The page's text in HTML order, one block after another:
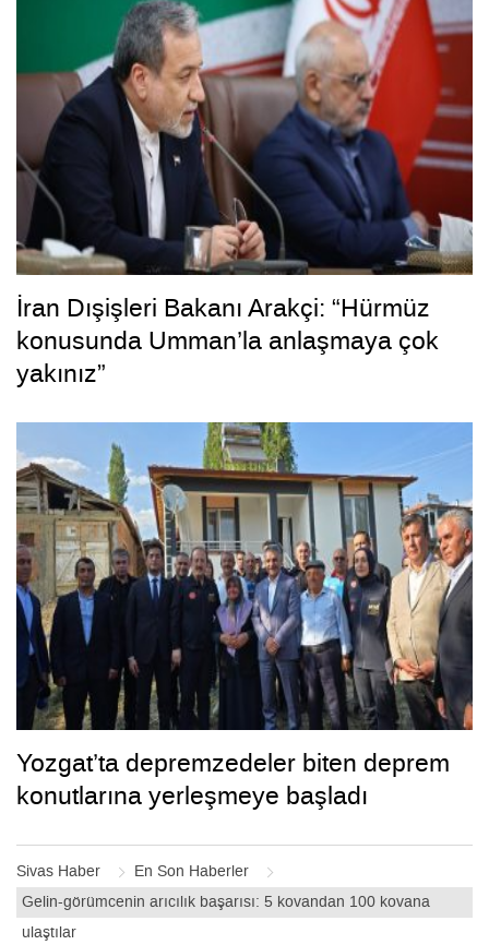
Sivas Haber
En Son Haberler
Gelin-görümcenin arıcılık başarısı: 5 kovandan 100 kovana
ulaştılar
İran Dışişleri Bakanı Arakçi: “Hürmüz
konusunda Umman’la anlaşmaya çok
yakınız”
Yozgat’ta depremzedeler biten deprem
konutlarına yerleşmeye başladı